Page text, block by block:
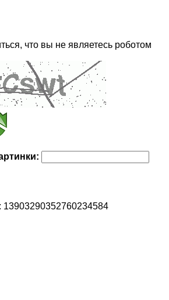
что вы не являетесь роботом
13903290352760234584